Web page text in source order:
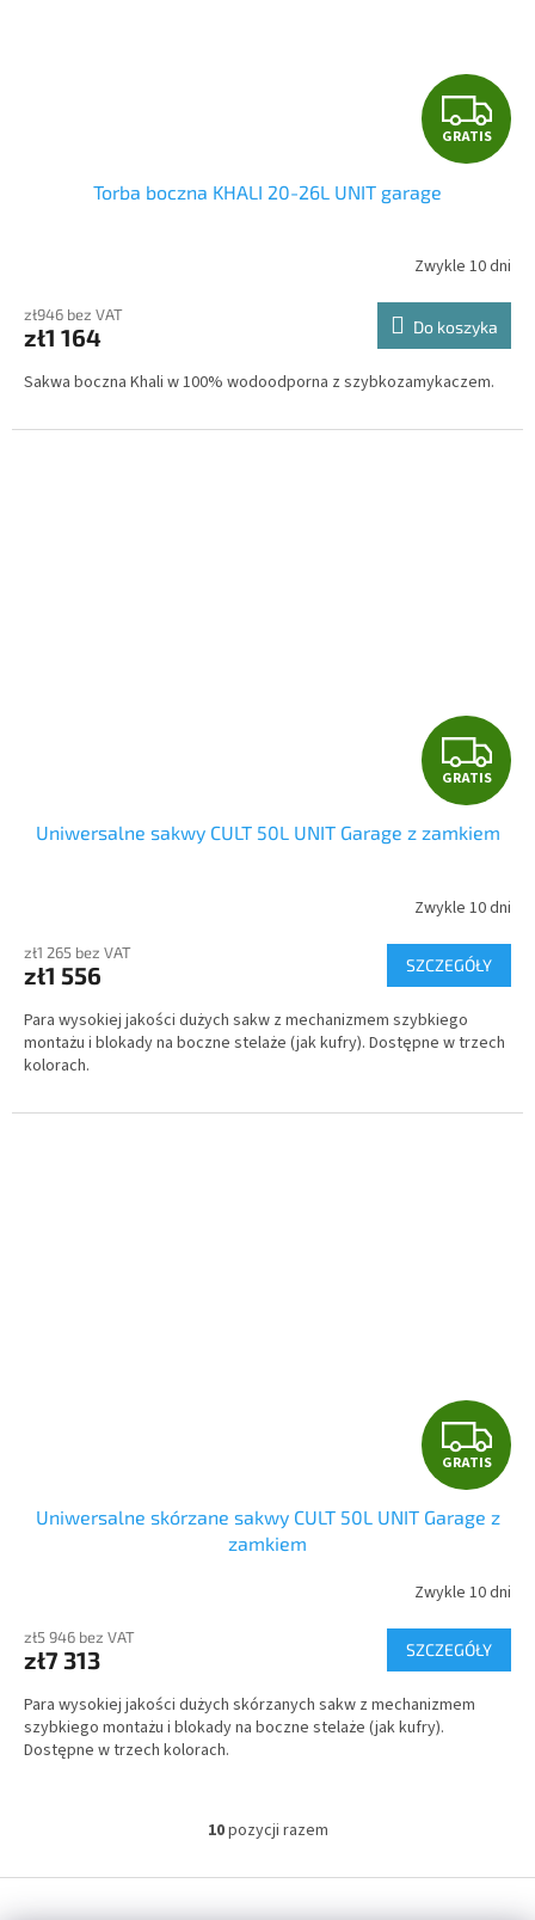
G
R
T
I
S
GRATIS
Torba boczna KHALI 20-26L UNIT garage
Zwykle 10 dni
zł946 bez VAT
zł1 164 Do koszyka
Sakwa boczna Khali w 100% wodoodporna z szybkozamykaczem.
G
R
A
T
I
S
GRATIS
Uniwersalne sakwy CULT 50L UNIT Garage z zamkiem
Zwykle 10 dni
zł1 265 bez VAT
zł1 556 SZCZEGÓŁY
Para wysokiej jakości dużych sakw z mechanizmem szybkiego
montażu i blokady na boczne stelaże (jak kufry). Dostępne w trzech
kolorach.
G
R
A
T
I
S
GRATIS
Uniwersalne skórzane sakwy CULT 50L UNIT Garage z
zamkiem
Zwykle 10 dni
zł5 946 bez VAT
zł7 313 SZCZEGÓŁY
Para wysokiej jakości dużych skórzanych sakw z mechanizmem
szybkiego montażu i blokady na boczne stelaże (jak kufry).
Dostępne w trzech kolorach.
K
n
10pozycji razem